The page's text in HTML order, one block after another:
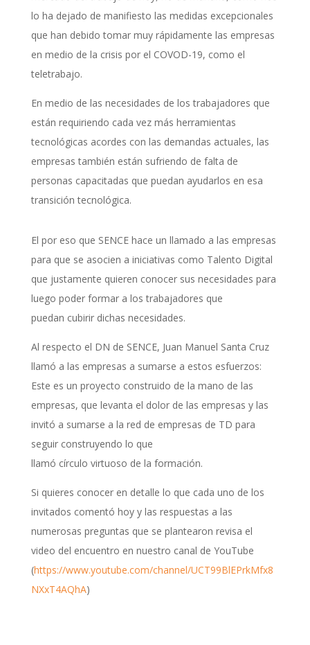
lo ha dejado de manifiesto las medidas excepcionales
que han debido tomar muy rápidamente las empresas
en medio de la crisis por el COVOD-19, como el
teletrabajo.
En medio de las necesidades de los trabajadores que
están requiriendo cada vez más herramientas
tecnológicas acordes con las demandas actuales, las
empresas también están sufriendo de falta de
personas capacitadas que puedan ayudarlos en esa
transición tecnológica.
El por eso que SENCE hace un llamado a las empresas
para que se asocien a iniciativas como Talento Digital
que justamente quieren conocer sus necesidades para
luego poder formar a los trabajadores que
puedan cubirir dichas necesidades.
Al respecto el DN de SENCE, Juan Manuel Santa Cruz
llamó a las empresas a sumarse a estos esfuerzos:
Este es un proyecto construido de la mano de las
empresas, que levanta el dolor de las empresas y las
invitó a sumarse a la red de empresas de TD para
seguir construyendo lo que
llamó círculo virtuoso de la formación.
Si quieres conocer en detalle lo que cada uno de los
invitados comentó hoy y las respuestas a las
numerosas preguntas que se plantearon revisa el
video del encuentro en nuestro canal de YouTube
(https://www.youtube.com/channel/UCT99BlEPrkMfx8
NXxT4AQhA)